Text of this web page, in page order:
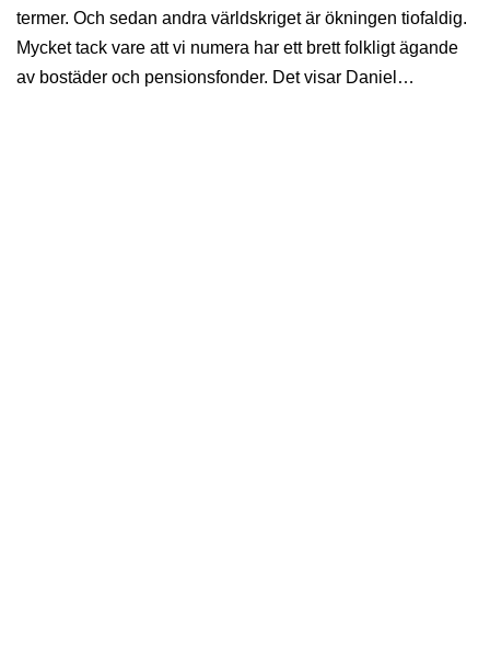
termer. Och sedan andra världskriget är ökningen tiofaldig.
Mycket tack vare att vi numera har ett brett folkligt ägande
av bostäder och pensionsfonder. Det visar Daniel…